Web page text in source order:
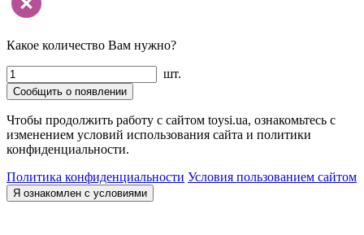
Какое количество Вам нужно?
шт.
Сообщить о появлении
Чтобы продолжить работу с сайтом toysi.ua, ознакомьтесь с
изменением условий использования сайта и политики
конфиденциальности.
Политика конфиденциальности Условия пользованием сайтом
Я ознакомлен с условиями